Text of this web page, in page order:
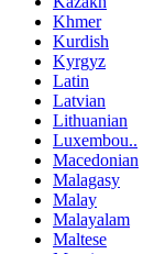
Khmer
Kurdish
Kyrgyz
Latin
Latvian
Lithuanian
Luxembou..
Macedonian
Malagasy
Malay
Malayalam
Maltese